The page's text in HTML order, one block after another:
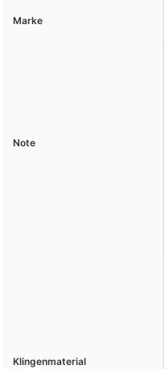
Marke
Note
Klingenmaterial